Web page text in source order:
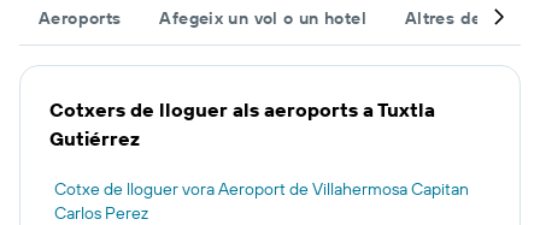
Aeroports Afegeix un vol o un hotel Altres
Cotxers de lloguer als aeroports a Tuxtla
Gutiérrez
Cotxe de lloguer vora Aeroport de Villahermosa Capitan
Carlos Perez